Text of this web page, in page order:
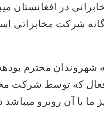
در افغانستان
شرکت مخابراتی
محترم
که توسط شرکت
با آن روبرو میباشد